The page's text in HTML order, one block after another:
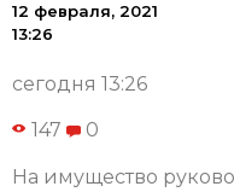
12 февраля, 2021
13:26
сегодня 13:26
147 0
На имущество